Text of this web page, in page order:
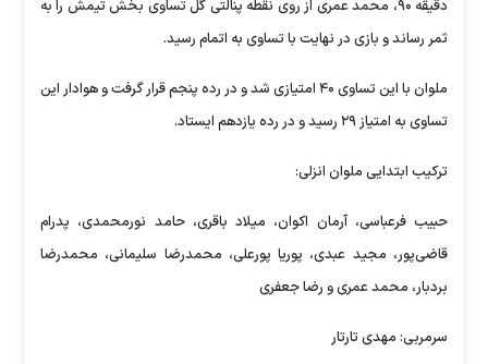
دقیقه ۹۰، محمد عمری از روی نقطه پنالتی گل تساوی بخش تیمش را به
ثمر رساند و بازی در نهایت با تساوی به اتمام رسید.
ملوان با این تساوی ۴۰ امتیازی شد و در رده پنجم قرار گرفت و هوادار این
تساوی به امتیاز ۲۹ رسید و در رده یازدهم ایستاد.
ترکیب ابتدایی ملوان انزلی:
حبیب فرعباسی، آرمان اکوان، میلاد باقری، حامد نورمحمدی، پدرام
قاضی‌پور، مجید عبدی، پوریا پورعلی، محمدرضا سلیمانی، محمدرضا
بردبار، محمد عمری و رضا جعفری
سرمربی: مهدی تارتار